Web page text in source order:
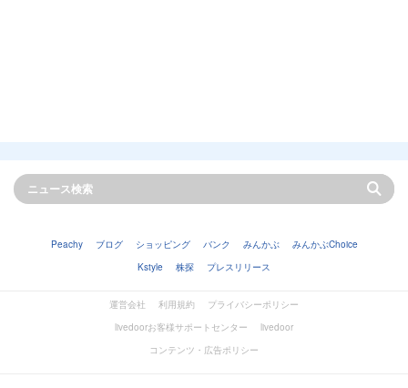
Peachy ブログ ショッピング バンク みんかぶ
みんかぶChoice
Kstyle
株探 プレスリリース
運営会社 利用規約
プライバシーポリシー
livedoorお客様サポートセンター
livedoor
コンテンツ・広告ポリシー